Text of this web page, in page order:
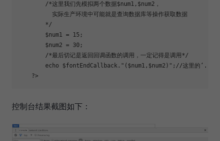
/*这里我们先模拟两个数据$num1,$num2，
          实际生产环境中可能就是查询数据库等操作获取数据
*/
$num1 = 15 ;
$num2 = 30 ;
/*最后切记是返回回调函数的调用，一定记得是调用 */
echo $fontEndCallback . " ( $num1 , $num2 ) " ; //这里的‘.’相
?>
控制台结果截图如下：